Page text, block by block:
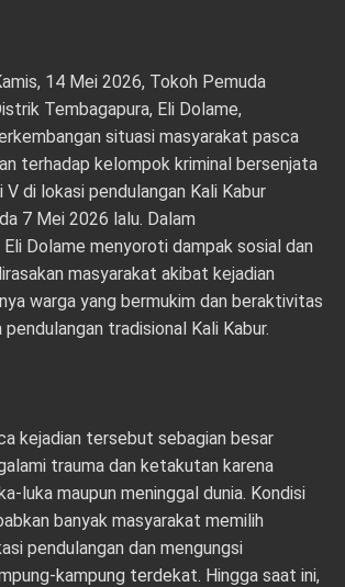
14 Mei 2026, Tokoh Pemuda
Tembagapura, Eli Dolame,
situasi masyarakat pasca
terhadap kelompok kriminal bersenjata
V di lokasi pendulangan Kali Kabur
7 Mei 2026 lalu. Dalam
Eli Dolame menyoroti dampak sosial dan
masyarakat akibat kejadian
warga yang bermukim dan beraktivitas
pendulangan tradisional Kali Kabur.
kejadian tersebut sebagian besar
trauma dan ketakutan karena
luka maupun meninggal dunia. Kondisi
banyak masyarakat memilih
pendulangan dan mengungsi
kampung terdekat. Hingga saat ini,